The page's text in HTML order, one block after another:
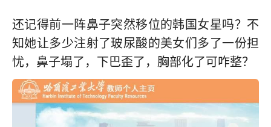
还记得前一阵鼻子突然移位的韩国女星吗？不
知她让多少注射了玻尿酸的美女们多了一份担
忧，鼻子塌了，下巴歪了，胸部化了可咋整？